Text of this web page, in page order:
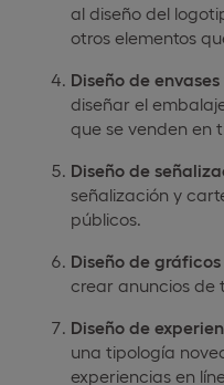
al diseño del
otros elementos
Diseño de
diseñar el
que se venden en
Diseño de
señalización y
públicos.
Diseño de
crear anuncios de
Diseño de
una tipología
experiencias en